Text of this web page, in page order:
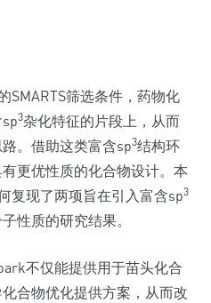
SMARTS筛选条件，药物化
3杂化特征的片段上，从而
。借助这类富含sp3结构环
更优性质的化合物设计。本
复现了两项旨在引入富含sp3
性质的研究结果。
不仅能提供用于苗头化合
合物优化提供方案，从而改